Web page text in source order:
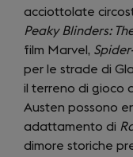
acciottolate
Peaky Blinders:
film Marvel,
per le strade di
il terreno di gioco
Austen possono
adattamento di
dimore storiche